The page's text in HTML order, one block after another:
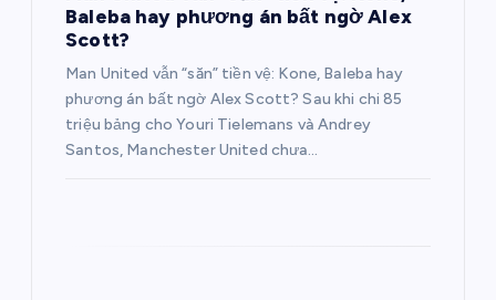
Baleba hay phương án bất ngờ Alex
Scott?
Man United vẫn “săn” tiền vệ: Kone, Baleba hay
phương án bất ngờ Alex Scott? Sau khi chi 85
triệu bảng cho Youri Tielemans và Andrey
Santos, Manchester United chưa…